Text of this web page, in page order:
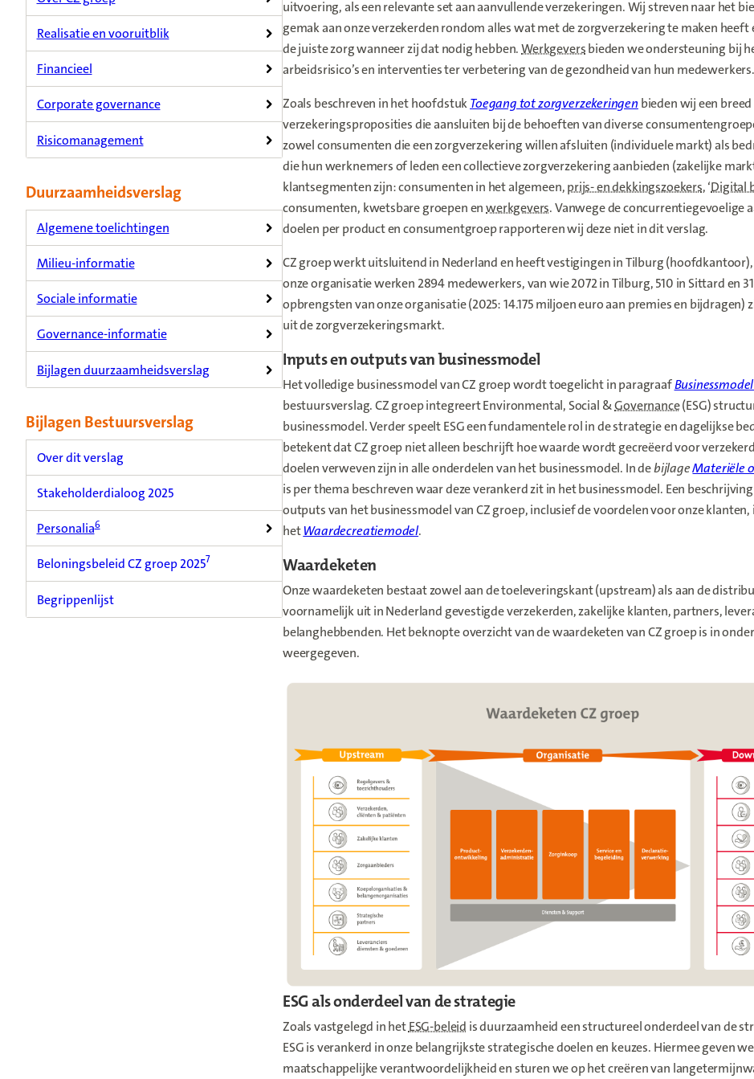
uitvoering, als een relevante set aan aanvullende verzekeringen. Wij streven naar het
gemak aan onze verzekerden rondom alles wat met de zorgverzekering te maken heeft
de juiste zorg wanneer zij dat nodig hebben.Werkgeversbieden we ondersteuning bij
arbeidsrisico’s en interventies ter verbetering van de gezondheid van hun medewerkers.
Zoals beschreven in het hoofdstukToegang tot zorgverzekeringen bieden wij een
verzekeringsproposities die aansluiten bij de behoeften van diverse
zowel consumenten die een zorgverzekering willen afsluiten (individuele markt) als
die hun werknemers of leden een collectieve zorgverzekering aanbieden (zakelijke
klantsegmenten zijn: consumenten in het algemeen,prijs- en dekkingszoekers, ‘Digital
consumenten, kwetsbare groepen enwerkgevers. Vanwege de concurrentiegevoelige
doelen per product en consumentgroep rapporteren wij deze niet in dit verslag.
CZ groep werkt uitsluitend in Nederland en heeft vestigingen in Tilburg (hoofdkantoor),
onze organisatie werken 2894 medewerkers, van wie 2072 in Tilburg, 510 in Sittard en
opbrengsten van onze organisatie (2025: 14.175 miljoen euro aan premies en
uit de zorgverzekeringsmarkt.
Inputs en outputs van businessmodel
Het volledige businessmodel van CZ groep wordt toegelicht in paragraaf
bestuursverslag. CZ groep integreert Environmental, Social &Governance(ESG)
businessmodel. Verder speelt ESG een fundamentele rol in de strategie en dagelijkse
betekent dat CZ groep niet alleen beschrijft hoe waarde wordt gecreëerd voor
doelen verweven zijn in alle onderdelen van het businessmodel. In debijlageMateriële
is per thema beschreven waar deze verankerd zit in het businessmodel. Een
outputs van het businessmodel van CZ groep, inclusief de voordelen voor onze
hetWaardecreatiemodel.
Waardeketen
Onze waardeketen bestaat zowel aan de toeleveringskant (upstream) als aan de
voornamelijk uit in Nederland gevestigde verzekerden, zakelijke klanten, partners,
belanghebbenden. Het beknopte overzicht van de waardeketen van CZ groep is in
weergegeven.
ESG als onderdeel van de strategie
Zoals vastgelegd in hetESG-beleid is duurzaamheid een structureel onderdeel van de
ESG is verankerd in onze belangrijkste strategische doelen en keuzes. Hiermee geven
maatschappelijke verantwoordelijkheid en sturen we op het creëren van
Realisatie en vooruitblik
Financieel
Corporate governance
Risicomanagement
Duurzaamheidsverslag
Algemene toelichtingen
Milieu-informatie
Sociale informatie
Governance-informatie
Bijlagen duurzaamheidsverslag
Bijlagen Bestuursverslag
Over dit verslag
Stakeholderdialoog 2025
Personalia6
Beloningsbeleid CZ groep 20257
Begrippenlijst